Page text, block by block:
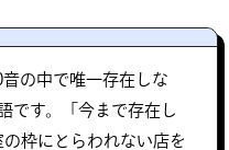
の中で唯一存在しな
です。「今まで存在し
枠にとらわれない店を